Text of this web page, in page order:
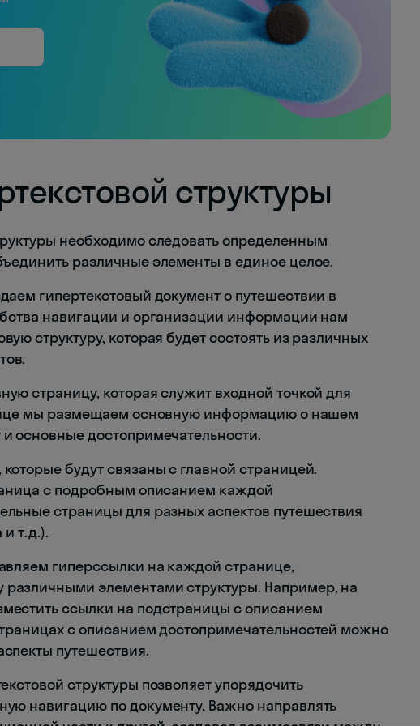
структуры
необходимо следовать определенным
различные элементы в единое целое.
гипертекстовый документ о путешествии в
навигации и организации информации нам
структуру, которая будет состоять из различных
страницу, которая служит входной точкой для
мы размещаем основную информацию о нашем
основные достопримечательности.
будут связаны с главной страницей.
с подробным описанием каждой
страницы для разных аспектов путешествия
т.д.).
гиперссылки на каждой странице,
элементами структуры. Например, на
ссылки на подстраницы с описанием
с описанием достопримечательностей можно
путешествия.
структуры позволяет упорядочить
навигацию по документу. Важно направлять